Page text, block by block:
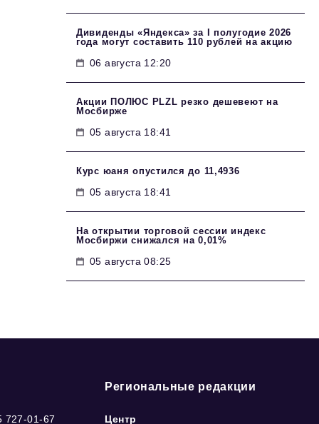
Дивиденды «Яндекса» за I полугодие 2026
года могут составить 110 рублей на акцию
06 августа 12:20
Акции ПОЛЮС PLZL резко дешевеют на
Мосбирже
05 августа 18:41
Курс юаня опустился до 11,4936
05 августа 18:41
На открытии торговой сессии индекс
Мосбиржи снижался на 0,01%
05 августа 08:25
727-01-67
Региональные редакции
Центр